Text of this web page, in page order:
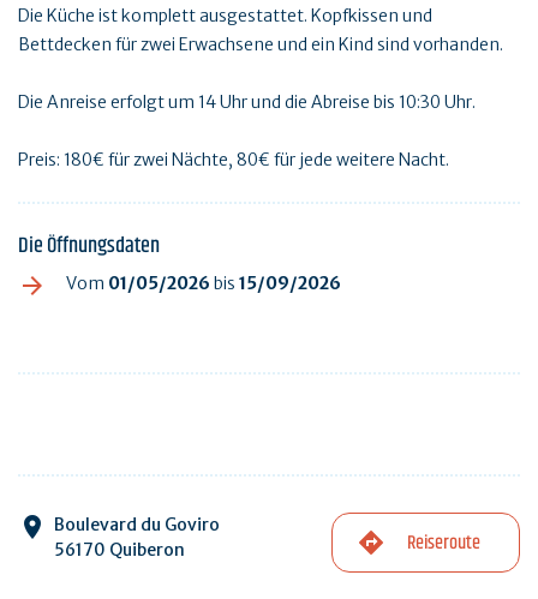
Die Küche ist komplett ausgestattet. Kopfkissen und
Bettdecken für zwei Erwachsene und ein Kind sind vorhanden.
Die Anreise erfolgt um 14 Uhr und die Abreise bis 10:30 Uhr.
Preis: 180€ für zwei Nächte, 80€ für jede weitere Nacht.
Die Öffnungsdaten
Vom 01/05/2026 bis 15/09/2026
Boulevard du Goviro
56170 Quiberon
Reiseroute